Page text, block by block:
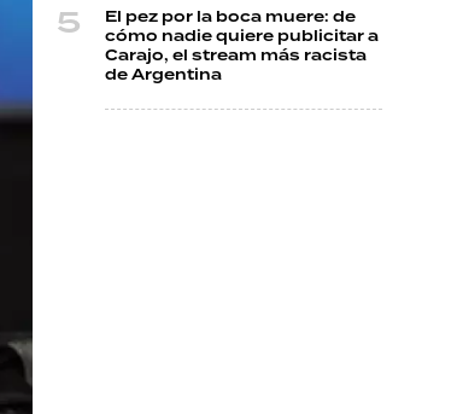
El pez por la boca muere: de
cómo nadie quiere publicitar a
Carajo, el stream más racista
de Argentina